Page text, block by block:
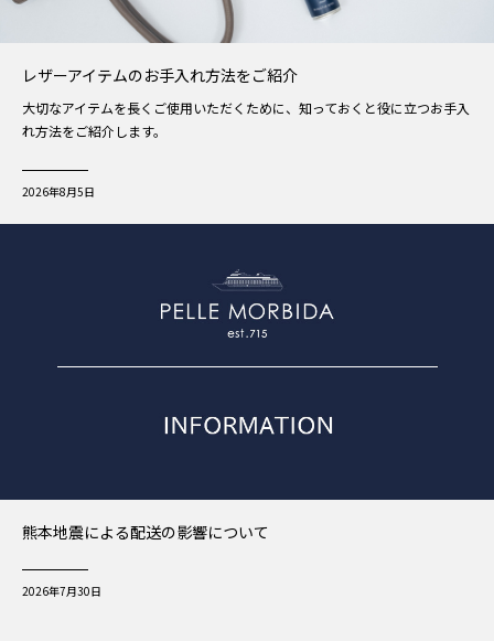
レザーアイテムのお手入れ方法をご紹介
大切なアイテムを長くご使用いただくために、知っておくと役に立つお手入
れ方法をご紹介します。
2026年8月5日
熊本地震による配送の影響について
2026年7月30日